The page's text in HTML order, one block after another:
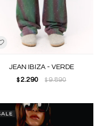
JEAN IBIZA - VERDE
$ 2.290 $9.890